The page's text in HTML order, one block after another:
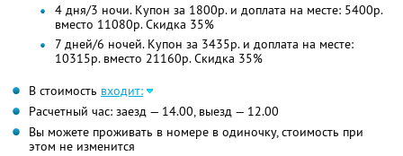
4 дня/3 ночи. Купон за 1800р. и доплата на месте: 5400р.
вместо 11080р. Скидка 35%
7 дней/6 ночей. Купон за 3435р. и доплата на месте:
10315р. вместо 21160р. Скидка 35%
В стоимость входит:
Расчетный час: заезд — 14.00, выезд — 12.00
Вы можете проживать в номере в одиночку, стоимость при
этом не изменится